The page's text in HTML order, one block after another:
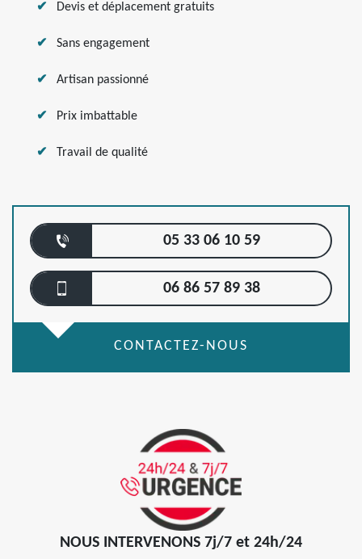
Devis et déplacement gratuits
Sans engagement
Artisan passionné
Prix imbattable
Travail de qualité
05 33 06 10 59
06 86 57 89 38
CONTACTEZ-NOUS
NOUS INTERVENONS 7j/7 et 24h/24